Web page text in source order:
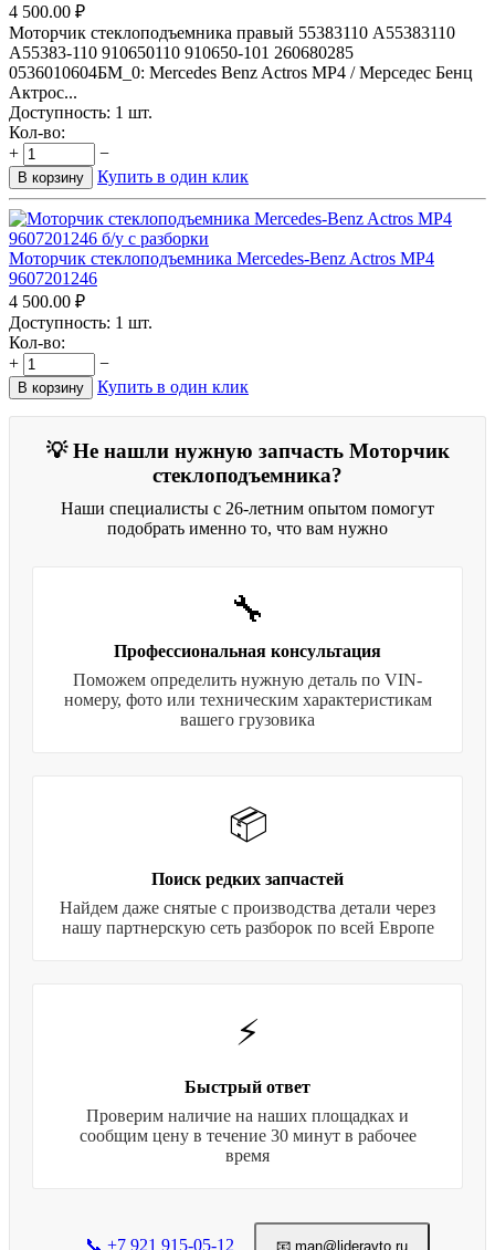
4 500.00 ₽
Моторчик стеклоподъемника правый 55383110 A55383110
A55383-110 910650110 910650-101 260680285
0536010604БМ_0: Mercedes Benz Actros MP4 / Мерседес Бенц
Актрос...
Доступность: 1 шт.
Кол-во:
+
−
В корзину Купить в один клик
Моторчик стеклоподъемника Mercedes-Benz Actros MP4
9607201246
4 500.00 ₽
Доступность: 1 шт.
Кол-во:
+
−
В корзину Купить в один клик
💡 Не нашли нужную запчасть Моторчик
стеклоподъемника?
Наши специалисты с 26-летним опытом помогут
подобрать именно то, что вам нужно
🔧
Профессиональная консультация
Поможем определить нужную деталь по VIN-
номеру, фото или техническим характеристикам
вашего грузовика
📦
Поиск редких запчастей
Найдем даже снятые с производства детали через
нашу партнерскую сеть разборок по всей Европе
⚡
Быстрый ответ
Проверим наличие на наших площадках и
сообщим цену в течение 30 минут в рабочее
время
📞 +7 921 915-05-12 📧 man@lideravto.ru